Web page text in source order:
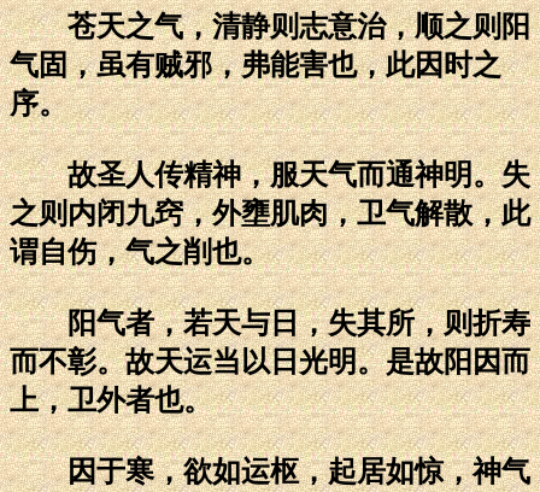
苍天之气，清静则志意治，顺之则阳
气固，虽有贼邪，弗能害也，此因时之
序。
故圣人传精神，服天气而通神明。失
之则内闭九窍，外壅肌肉，卫气解散，此
谓自伤，气之削也。
阳气者，若天与日，失其所，则折寿
而不彰。故天运当以日光明。是故阳因而
上，卫外者也。
因于寒，欲如运枢，起居如惊，神气